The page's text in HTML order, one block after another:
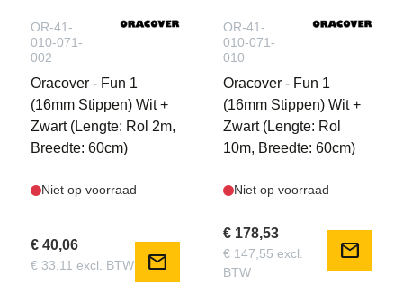
OR-41-
010-071-
002
Oracover - Fun 1
(16mm Stippen) Wit +
Zwart (Lengte: Rol 2m,
Breedte: 60cm)
Niet op voorraad
€ 40,06
€ 33,11 excl. BTW mail
OR-41-
010-071-
010
Oracover - Fun 1
(16mm Stippen) Wit +
Zwart (Lengte: Rol
10m, Breedte: 60cm)
Niet op voorraad
€ 178,53
€ 147,55 excl.
BTW
mail